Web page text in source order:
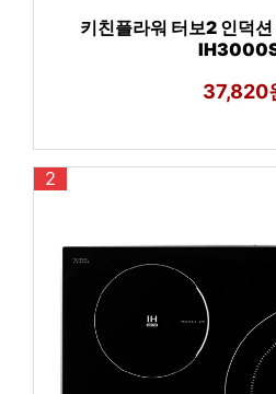
키친플라워 터보2 인덕
37,820
2